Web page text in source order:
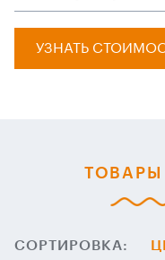
УЗНАТЬ
ТОВАРЫ
СОРТИРОВКА: